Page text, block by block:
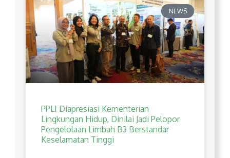
NEWS
PPLI Diapresiasi Kementerian
Lingkungan Hidup, Dinilai Jadi Pelopor
Pengelolaan Limbah B3 Berstandar
Keselamatan Tinggi